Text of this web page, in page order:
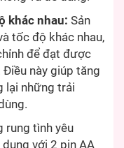
khác nhau: Sản
tốc độ khác nhau,
để đạt được
này giúp tăng
lại những trải
rung tình yêu
với 2 pin AA